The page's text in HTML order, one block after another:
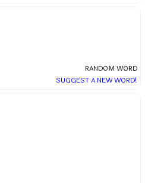
RANDOM WORD
SUGGEST A NEW WORD!